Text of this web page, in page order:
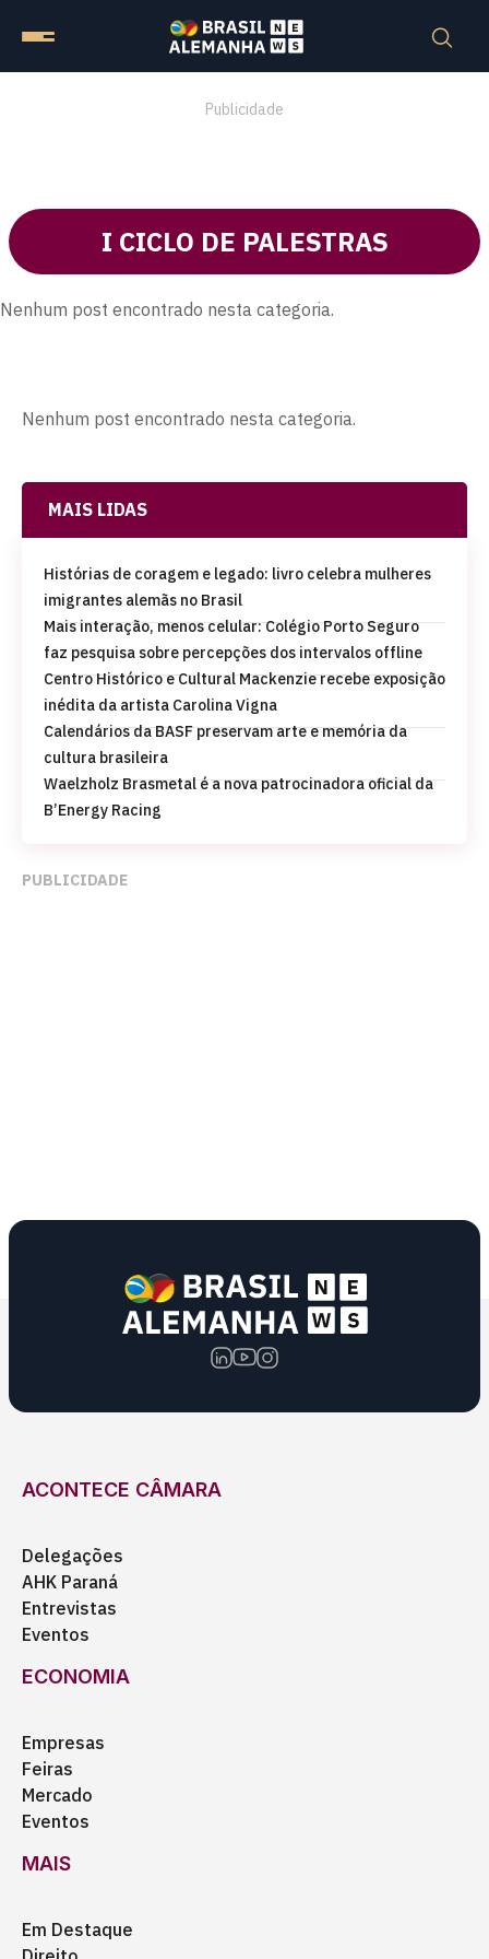
Publicidade
I CICLO DE PALESTRAS
Nenhum post encontrado nesta categoria.
Nenhum post encontrado nesta categoria.
MAIS LIDAS
Histórias de coragem e legado: livro celebra mulheres
imigrantes alemãs no Brasil
Mais interação, menos celular: Colégio Porto Seguro
faz pesquisa sobre percepções dos intervalos offline
Centro Histórico e Cultural Mackenzie recebe exposição
inédita da artista Carolina Vigna
Calendários da BASF preservam arte e memória da
cultura brasileira
Waelzholz Brasmetal é a nova patrocinadora oficial da
B’Energy Racing
PUBLICIDADE
ACONTECE CÂMARA
Delegações
AHK Paraná
Entrevistas
Eventos
ECONOMIA
Empresas
Feiras
Mercado
Eventos
MAIS
Em Destaque